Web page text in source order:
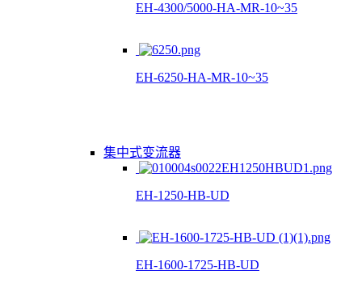
EH-4300/5000-HA-MR-10~35
EH-6250-HA-MR-10~35
集中式变流器
EH-1250-HB-UD
EH-1600-1725-HB-UD